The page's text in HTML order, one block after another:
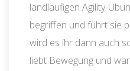
landläufigen Agility-
begriffen und führt sie
wird es ihr dann auch
liebt Bewegung und